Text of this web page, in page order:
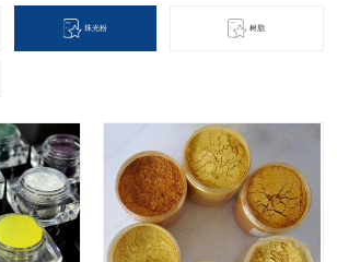
珠光粉 树脂